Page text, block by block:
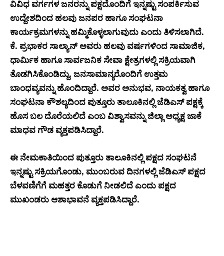
ವಿವಿಧ ವರ್ಗಗಳ ಜನರನ್ನು ಪಕ್ಷದೊಂದಿಗೆ ಇನ್ನಷ್ಟು ಸಂಪರ್ಕಿಸುವ
ಉದ್ದೇಶದಿಂದ ಹಲವು ಜನಪರ ಹಾಗೂ ಸಂಘಟನಾ
ಕಾರ್ಯಕ್ರಮಗಳನ್ನು ಹಮ್ಮಿಕೊಳ್ಳಲಾಗುವುದು ಎಂದು ತಿಳಿಸಲಾಗಿದೆ.
ಕೆ. ಪ್ರಭಾಕರ ಸಾಲ್ಯಾನ್ ಅವರು ಹಲವು ವರ್ಷಗಳಿಂದ ಸಾಮಾಜಿಕ,
ಧಾರ್ಮಿಕ ಹಾಗೂ ಸಾರ್ವಜನಿಕ ಸೇವಾ ಕ್ಷೇತ್ರಗಳಲ್ಲಿ ಸಕ್ರಿಯವಾಗಿ
ತೊಡಗಿಸಿಕೊಂಡಿದ್ದು, ಜನಸಾಮಾನ್ಯರೊಂದಿಗೆ ಉತ್ತಮ
ಬಾಂಧವ್ಯವನ್ನು ಹೊಂದಿದ್ದಾರೆ. ಅವರ ಅನುಭವ, ನಾಯಕತ್ವ ಹಾಗೂ
ಸಂಘಟನಾ ಕೌಶಲ್ಯದಿಂದ ಪುತ್ತೂರು ತಾಲೂಕಿನಲ್ಲಿ ಜೆಡಿಎಸ್ ಪಕ್ಷಕ್ಕೆ
ಹೊಸ ಬಲ ದೊರೆಯಲಿದೆ ಎಂಬ ವಿಶ್ವಾಸವನ್ನು ಜಿಲ್ಲಾ ಅಧ್ಯಕ್ಷ ಜಾಕೆ
ಮಾಧವ ಗೌಡ ವ್ಯಕ್ತಪಡಿಸಿದ್ದಾರೆ.
ಈ ನೇಮಕಾತಿಯಿಂದ ಪುತ್ತೂರು ತಾಲೂಕಿನಲ್ಲಿ ಪಕ್ಷದ ಸಂಘಟನೆ
ಇನ್ನಷ್ಟು ಸಕ್ರಿಯಗೊಂಡು, ಮುಂಬರುವ ದಿನಗಳಲ್ಲಿ ಜೆಡಿಎಸ್ ಪಕ್ಷದ
ಬೆಳವಣಿಗೆಗೆ ಮಹತ್ತರ ಕೊಡುಗೆ ನೀಡಲಿದೆ ಎಂದು ಪಕ್ಷದ
ಮುಖಂಡರು ಆಶಾಭಾವನೆ ವ್ಯಕ್ತಪಡಿಸಿದ್ದಾರೆ.